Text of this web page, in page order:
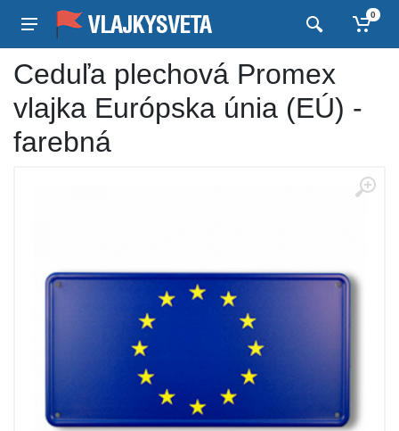
0
Ceduľa plechová Promex
vlajka Európska únia (EÚ) -
farebná